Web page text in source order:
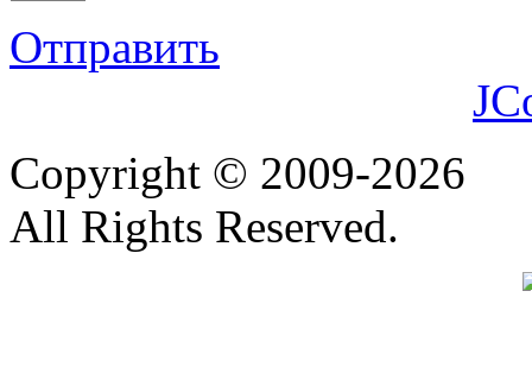
Отправить
Copyright © 2009-2026
All Rights Reserved.